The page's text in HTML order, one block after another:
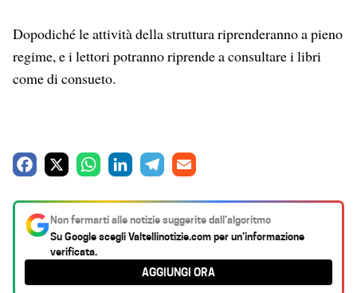
Dopodiché le attività della struttura riprenderanno a pieno
regime, e i lettori potranno riprende a consultare i libri
come di consueto.
c
e
b
o
t
s
A
k
e
d
e
g
r
a
i
l
Non fermarti alle notizie suggerite dall’algoritmo
Su Google scegliValtellinotizie.comper un’informazione
verificata.
AGGIUNGI ORA